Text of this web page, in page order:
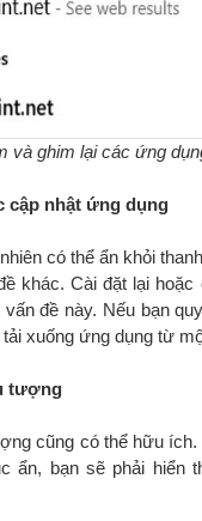
lại các ứng dụng
cập nhật ứng dụng
có thể ẩn khỏi
khác. Cài đặt lại
vấn đề này. Nếu bạn
xuống ứng dụng từ
tượng
cũng có thể hữu
ẩn, bạn sẽ phải hiển